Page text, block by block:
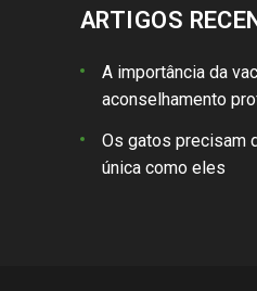
ARTIGOS
A importância da
aconselhamento
Os gatos precisam
única como eles